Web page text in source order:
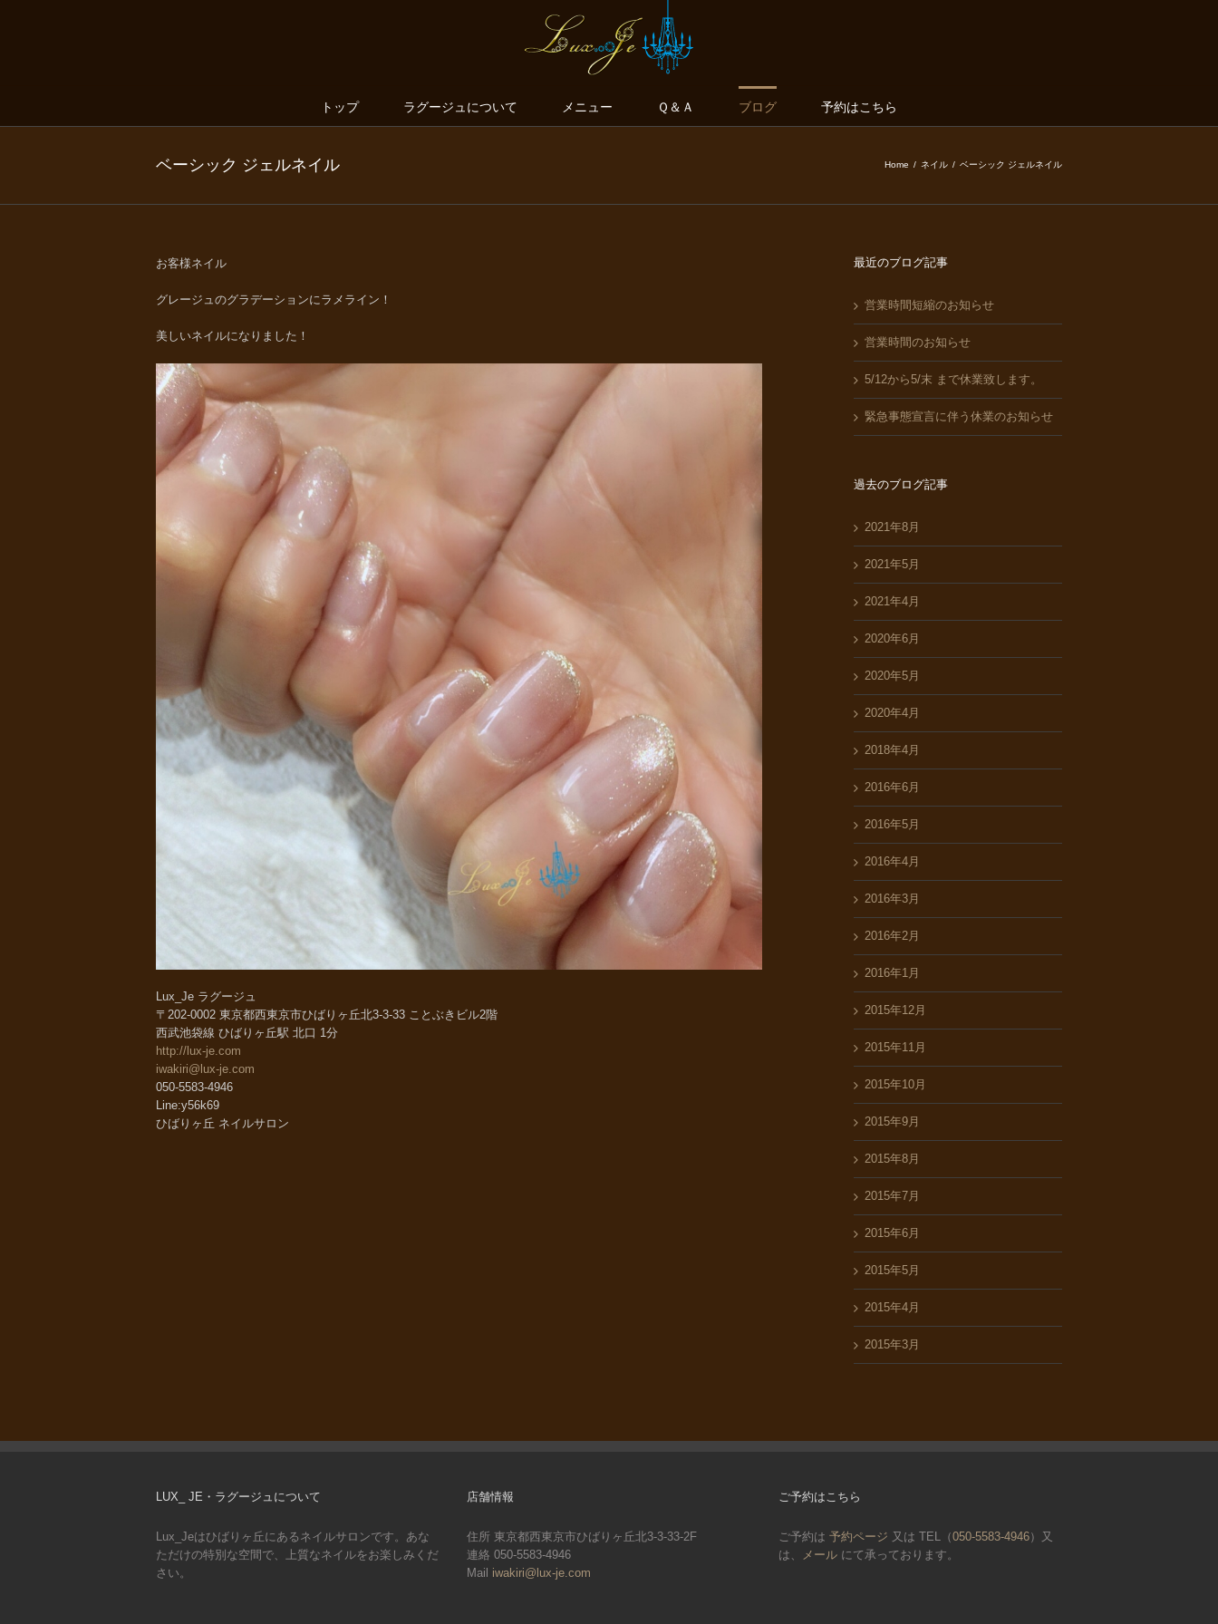
トップ ラグージュについて メニュー Ｑ＆Ａ ブログ 予約はこちら
ベーシック ジェルネイル Home / ネイル / ベーシック ジェルネイル
お客様ネイル
グレージュのグラデーションにラメライン！
美しいネイルになりました！
Lux_Je ラグージュ
〒202-0002 東京都西東京市ひばりヶ丘北3-3-33 ことぶきビル2階
西武池袋線 ひばりヶ丘駅 北口 1分
http://lux-je.com
iwakiri@lux-je.com
050-5583-4946
Line:y56k69
ひばりヶ丘 ネイルサロン
最近のブログ記事
営業時間短縮のお知らせ
営業時間のお知らせ
5/12から5/末 まで休業致します。
緊急事態宣言に伴う休業のお知らせ
過去のブログ記事
2021年8月
2021年5月
2021年4月
2020年6月
2020年5月
2020年4月
2018年4月
2016年6月
2016年5月
2016年4月
2016年3月
2016年2月
2016年1月
2015年12月
2015年11月
2015年10月
2015年9月
2015年8月
2015年7月
2015年6月
2015年5月
2015年4月
2015年3月
LUX_ JE・ラグージュについて
Lux_Jeはひばりヶ丘にあるネイルサロンです。あな
ただけの特別な空間で、上質なネイルをお楽しみくだ
さい。
店舗情報
住所 東京都西東京市ひばりヶ丘北3-3-33-2F
連絡 050-5583-4946
Mail iwakiri@lux-je.com
ご予約はこちら
ご予約は 予約ページ 又は TEL（050-5583-4946）又
は、
メール にて承っております。